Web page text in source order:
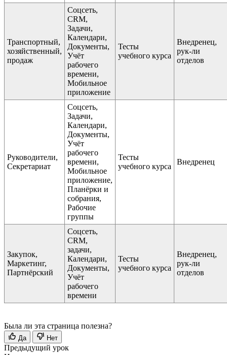
Транспортный,
хозяйственный,
продаж
Соцсеть,
CRM,
Задачи,
Календари,
Документы,
Учёт
рабочего
времени,
Мобильное
приложение
Тесты
учебного курса
Внедренец,
рук-ли
отделов
Руководители,
Секретариат
Соцсеть,
Задачи,
Календари,
Документы,
Учёт
рабочего
времени,
Мобильное
приложение,
Планёрки и
собрания,
Рабочие
группы
Тесты
учебного курса
Внедренец
Закупок,
Маркетинг,
Партнёрский
Соцсеть,
CRM,
задачи,
Календари,
Документы,
Учёт
рабочего
времени
Тесты
учебного курса
Внедренец,
рук-ли
отделов
Была ли эта страница полезна?
Да Нет
Предыдущий урок